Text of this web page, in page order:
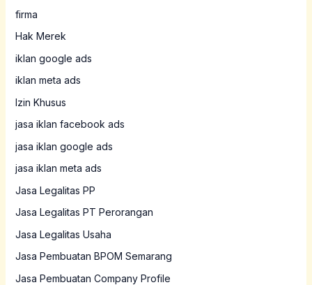
firma
Hak Merek
iklan google ads
iklan meta ads
Izin Khusus
jasa iklan facebook ads
jasa iklan google ads
jasa iklan meta ads
Jasa Legalitas PP
Jasa Legalitas PT Perorangan
Jasa Legalitas Usaha
Jasa Pembuatan BPOM Semarang
Jasa Pembuatan Company Profile